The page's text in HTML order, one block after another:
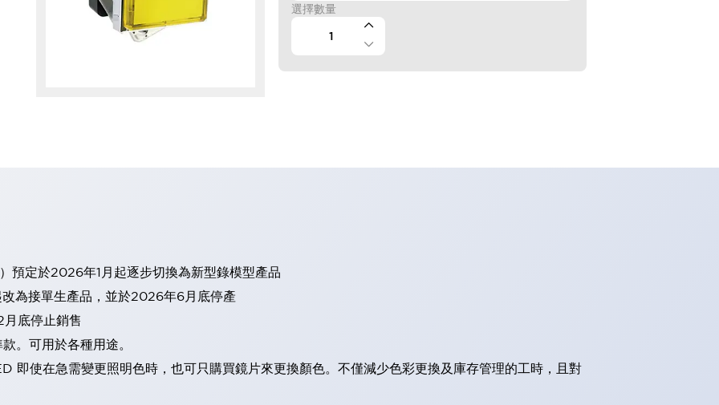
選擇數量
預定於2026年1月起逐步切換為新型錄模型產品
為接單生產品，並於2026年6月底停產
底停止銷售
。可用於各種用途。
即使在急需變更照明色時，也可只購買鏡片來更換顏色。不僅減少色彩更換及庫存管理的工時，且對